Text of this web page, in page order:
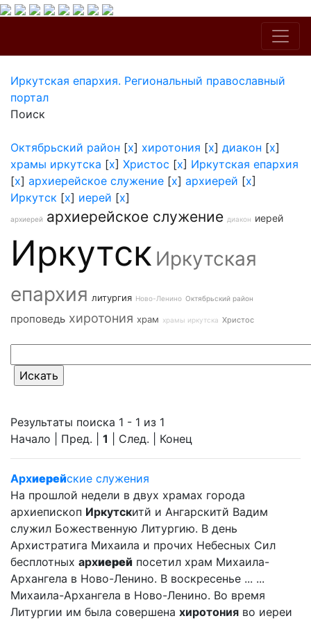
Иркутская епархия. Региональный православный
портал
Поиск
Октябрьский район [x] хиротония [x] диакон [x]
храмы иркутска [x] Христос [x] Иркутская епархия
[x] архиерейское служение [x] архиерей [x]
Иркутск [x] иерей [x]
архиерей архиерейское служение диакон иерей
Иркутск Иркутская
епархия литургия Ново-Ленино Октябрьский район
проповедь хиротония храм храмы иркутска Христос
Результаты поиска 1 - 1 из 1
Начало | Пред. | 1 | След. | Конец
Архиерейские служения
На прошлой недели в двух храмах города
архиепископ Иркутскитй и Ангарскитй Вадим
служил Божественную Литургию. В день
Архистратига Михаила и прочих Небесных Сил
бесплотных архиерей посетил храм Михаила-
Архангела в Ново-Ленино. В воскресенье ... ...
Михаила-Архангела в Ново-Ленино. Во время
Литургии им была совершена хиротония во иереи